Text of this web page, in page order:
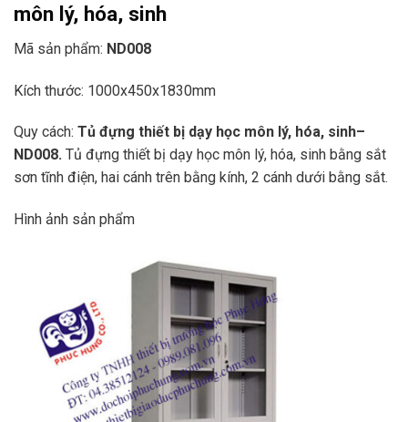
môn lý, hóa, sinh
Mã sản phẩm: ND008
Kích thước: 1000x450x1830mm
Quy cách: Tủ đựng thiết bị dạy học môn lý, hóa, sinh–
ND008. Tủ đựng thiết bị dạy học môn lý, hóa, sinh bằng sắt
sơn tĩnh điện, hai cánh trên bằng kính, 2 cánh dưới bằng sắt.
Hình ảnh sản phẩm